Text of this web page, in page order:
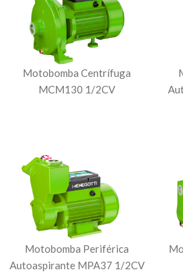
Motobomba Centrífuga
MCM130 1/2CV
Motobomba Periférica
Autoaspirante MPA37 1/2CV